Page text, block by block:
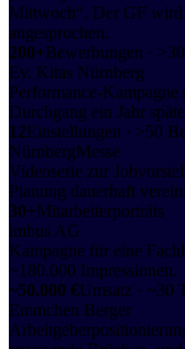
Mittwoch“. Der GF wird
angesprochen.
200+Bewerbungen ·
Ev. Kitas Nürnberg
Performance-
Durchgang ein Jahr
12Einstellungen · >50
NürnbergMesse
Videoserie zur
Planung dauerhaft
30+Mitarbeiterporträts
imbus AG
Kampagne für eine
~180.000 Impressionen.
~50.000 €Umsatz · ~30
Emmchen Berger